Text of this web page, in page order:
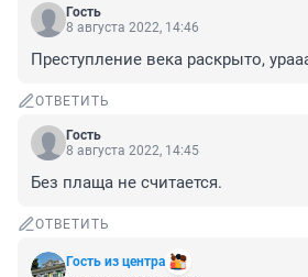
Гость
8 августа 2022, 14:46
Преступление века раскрыто,
ОТВЕТИТЬ
Гость
8 августа 2022, 14:45
Без плаща не считается.
ОТВЕТИТЬ
Гость из центра